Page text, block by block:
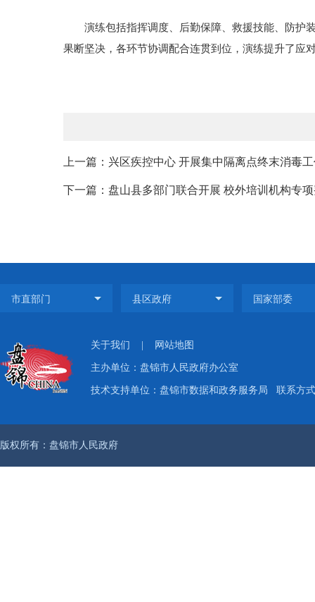
演练包括指挥调度、后勤保障、救援技能、防护装
果断坚决，各环节协调配合连贯到位，演练提升了应
上一篇：兴区疾控中心 开展集中隔离点终末消毒
下一篇：盘山县多部门联合开展 校外培训机构专
关于我们 网站地图
主办单位：盘锦市人民政府办公室
技术支持单位：盘锦市数据和政务服务局 联系方
版权所有：盘锦市人民政府